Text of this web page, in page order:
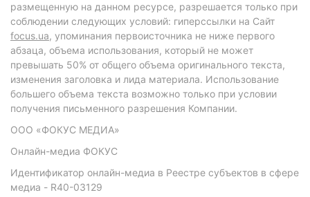
размещенную на данном ресурсе, разрешается только при
соблюдении следующих условий: гиперссылки на Сайт
focus.ua, упоминания первоисточника не ниже первого
абзаца, объема использования, который не может
превышать 50% от общего объема оригинального текста,
изменения заголовка и лида материала. Использование
большего объема текста возможно только при условии
получения письменного разрешения Компании.
ООО «ФОКУС МЕДИА»
Онлайн-медиа ФОКУС
Идентификатор онлайн-медиа в Реестре субъектов в сфере
медиа - R40-03129